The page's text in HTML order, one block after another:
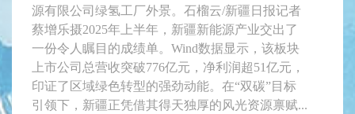
源有限公司绿氢工厂外景。石榴云/新疆日报记者
蔡增乐摄2025年上半年，新疆新能源产业交出了
一份令人瞩目的成绩单。Wind数据显示，该板块
上市公司总营收突破776亿元，净利润超51亿元，
印证了区域绿色转型的强劲动能。在“双碳”目标
引领下，新疆正凭借其得天独厚的风光资源禀赋...